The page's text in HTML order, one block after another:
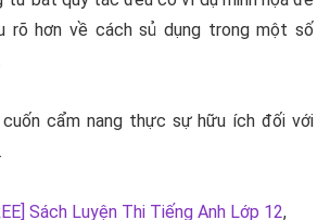
rõ hơn về cách sủ dụng trong một số
cẩm nang thực sự hữu ích đối với
Sách Luyện Thi Tiếng Anh Lớp 12,